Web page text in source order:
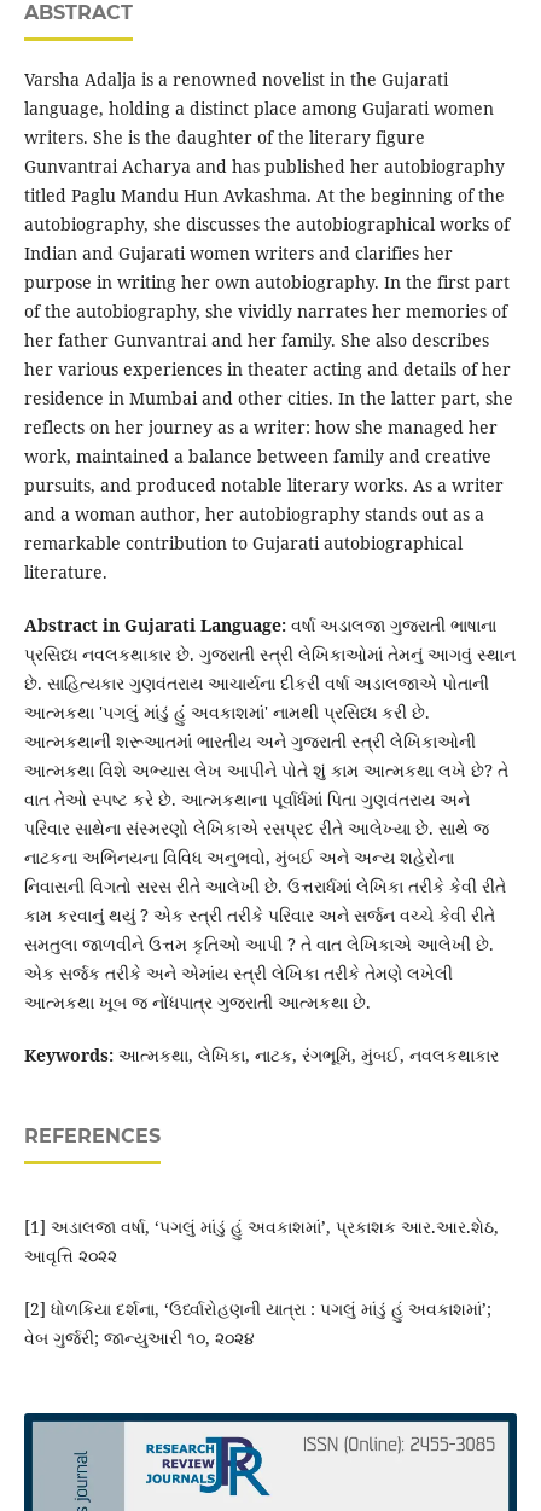
ABSTRACT
Varsha Adalja is a renowned novelist in the Gujarati
language, holding a distinct place among Gujarati women
writers. She is the daughter of the literary figure
Gunvantrai Acharya and has published her autobiography
titled Paglu Mandu Hun Avkashma. At the beginning of the
autobiography, she discusses the autobiographical works of
Indian and Gujarati women writers and clarifies her
purpose in writing her own autobiography. In the first part
of the autobiography, she vividly narrates her memories of
her father Gunvantrai and her family. She also describes
her various experiences in theater acting and details of her
residence in Mumbai and other cities. In the latter part, she
reflects on her journey as a writer: how she managed her
work, maintained a balance between family and creative
pursuits, and produced notable literary works. As a writer
and a woman author, her autobiography stands out as a
remarkable contribution to Gujarati autobiographical
literature.
Abstract in Gujarati Language: વર્ષા અડાલજા ગુજરાતી ભાષાના
પ્રસિધ્ધ નવલકથાકાર છે. ગુજરાતી સ્ત્રી લેખિકાઓમાં તેમનું આગવું સ્થાન
છે. સાહિત્યકાર ગુણવંતરાય આચાર્યના દીકરી વર્ષા અડાલજાએ પોતાની
આત્મકથા 'પગલું માંડું હું અવકાશમાં' નામથી પ્રસિધ્ધ કરી છે.
આત્મકથાની શરૂઆતમાં ભારતીય અને ગુજરાતી સ્ત્રી લેખિકાઓની
આત્મકથા વિશે અભ્યાસ લેખ આપીને પોતે શું કામ આત્મકથા લખે છે? તે
વાત તેઓ સ્પષ્ટ કરે છે. આત્મકથાના પૂર્વાર્ધમાં પિતા ગુણવંતરાય અને
પરિવાર સાથેના સંસ્મરણો લેખિકાએ રસપ્રદ રીતે આલેખ્યા છે. સાથે જ
નાટકના અભિનયના વિવિધ અનુભવો, મુંબઈ અને અન્ય શહેરોના
નિવાસની વિગતો સરસ રીતે આલેખી છે. ઉત્તરાર્ધમાં લેખિકા તરીકે કેવી રીતે
કામ કરવાનું થયું ? એક સ્ત્રી તરીકે પરિવાર અને સર્જન વચ્ચે કેવી રીતે
સમતુલા જાળવીને ઉત્તમ કૃતિઓ આપી ? તે વાત લેખિકાએ આલેખી છે.
એક સર્જક તરીકે અને એમાંય સ્ત્રી લેખિકા તરીકે તેમણે લખેલી
આત્મકથા ખૂબ જ નોંધપાત્ર ગુજરાતી આત્મકથા છે.
Keywords:આત્મકથા, લેખિકા, નાટક, રંગભૂમિ, મુંબઈ, નવલકથાકાર
REFERENCES
[1] અડાલજા વર્ષા, ‘પગલું માંડું હું અવકાશમાં’, પ્રકાશક આર.આર.શેઠ,
આવૃત્તિ ૨૦૨૨
[2] ધોળકિયા દર્શના, ‘ઉર્ધ્વારોહણની યાત્રા : પગલું માંડું હું અવકાશમાં’;
વેબ ગુર્જરી; જાન્યુઆરી ૧૦, ૨૦૨૪